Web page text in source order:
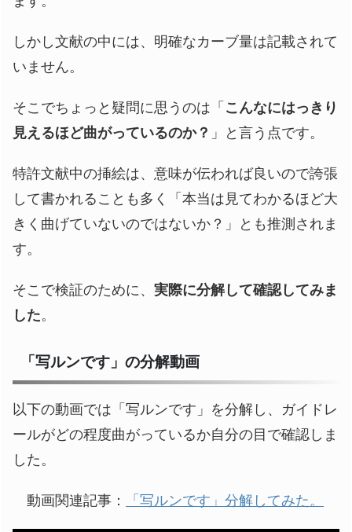
しかし文献の中には、明確なカーブ量は記載されて
いません。
そこでちょっと疑問に思うのは「こんなにはっきり
見えるほど曲がっているのか？ 」と言う点です。
特許文献中の挿絵は、意味が伝われば良いので誇張
して書かれることも多く「本当は見てわかるほど大
きく曲げていないのではないか？」とも推測されま
す。
そこで検証のために、 実際に分解して確認してみま
した。
「写ルンです」の分解動画
以下の動画では「写ルンです」を分解し、ガイドレ
ールがどの程度曲がっているか自分の目で確認しま
した。
動画関連記事： 「写ルンです」分解してみた。